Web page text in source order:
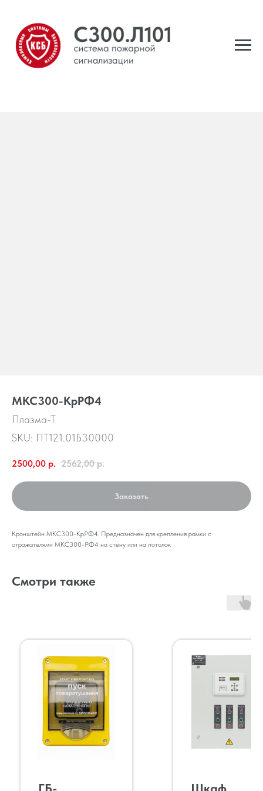
МКС300-КрРФ4
Плазма-Т
SKU: ПТ121.01Б30000
2500,00 р. 2562,00 р.
Заказать
Кронштейн МКС300-КрРФ4. Предназначен для крепления рамки с
отражателями МКС300-РФ4 на стену или на потолок
Смотри также